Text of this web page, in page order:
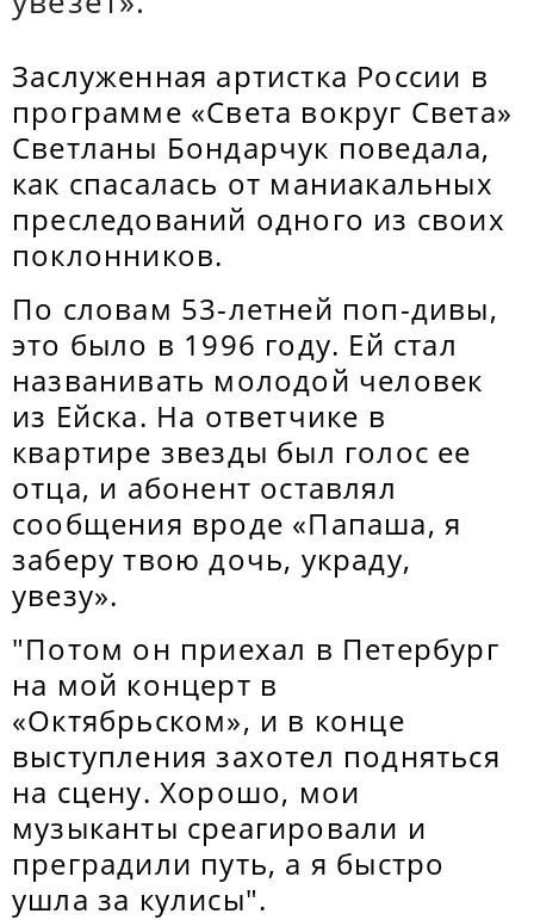
Заслуженная артистка России в
программе «Света вокруг Света»
Светланы Бондарчук поведала,
как спасалась от маниакальных
преследований одного из своих
поклонников.
По словам 53-летней поп-дивы,
это было в 1996 году. Ей стал
названивать молодой человек
из Ейска. На ответчике в
квартире звезды был голос ее
отца, и абонент оставлял
сообщения вроде «Папаша, я
заберу твою дочь, украду,
увезу».
"Потом он приехал в Петербург
на мой концерт в
«Октябрьском», и в конце
выступления захотел подняться
на сцену. Хорошо, мои
музыканты среагировали и
преградили путь, а я быстро
ушла за кулисы".